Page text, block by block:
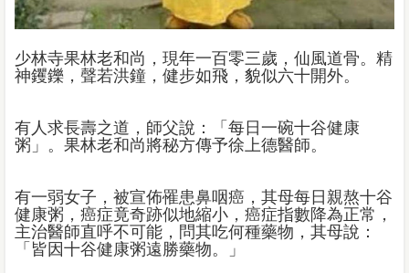
少林寺果林老和尚，現年一百零三歲，仙風道骨。精
神钁鑠，聲若洪鐘，健步如飛，貌似六十開外。
有人求長壽之道，師父說：「每日一碗十谷健康
粥」。果林老和尚將秘方傳予徐上德醫師。
有一弱女子，被宣佈罹患鼻咽癌，其母每日親熬十谷
健康粥，癌症竟奇跡似地縮小，癌症指數降為正常，
主治醫師直呼不可能，問其吃何種藥物，其母說：
「皆因十谷健康粥遠勝藥物。」